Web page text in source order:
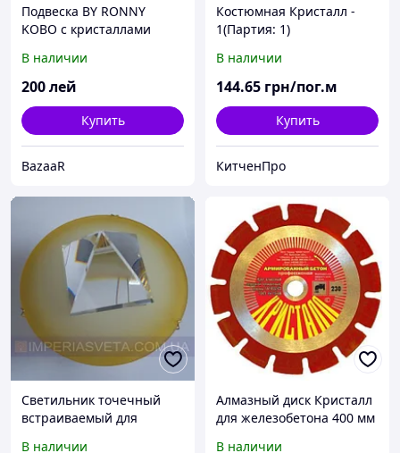
Подвеска BY RONNY
KOBO c кристаллами
В наличии
200лей
Купить
BazaaR
Костюмная Кристалл -
1(Партия: 1)
В наличии
144.65 грн/пог.м
Купить
КитченПро
Светильник точечный
встраиваемый для
В наличии
Алмазный диск Кристалл
для железобетона 400 мм
В наличии